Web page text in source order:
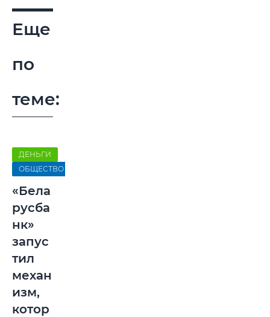
Еще
по
теме:
ДЕНЬГИ
ОБЩЕСТВО
«Бела
русба
нк»
запус
тил
механ
изм,
котор